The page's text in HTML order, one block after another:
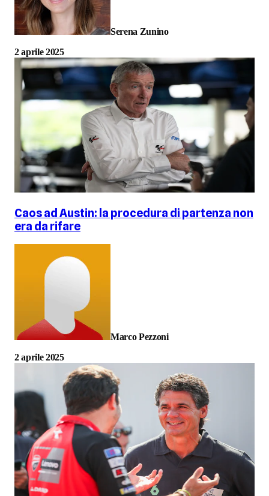
Serena Zunino
2 aprile 2025
Caos ad Austin: la procedura di partenza non
era da rifare
Marco Pezzoni
2 aprile 2025